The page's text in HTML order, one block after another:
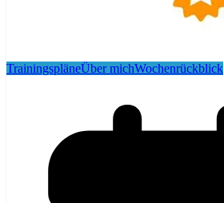
TrainingspläneÜber michWochenrückblick